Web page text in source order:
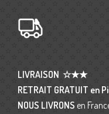
LIVRAISON ☆★★
RETRAIT GRATUIT en
NOUS LIVRONS en